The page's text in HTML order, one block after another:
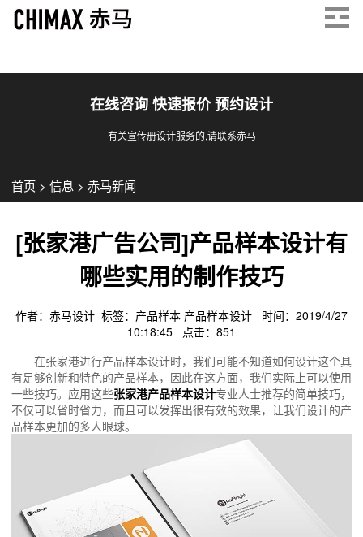
在线咨询 快速报价 预约设计
有关宣传册设计服务的,请联系赤马
首页 > 信息 > 赤马新闻
[张家港广告公司]产品样本设计有
哪些实用的制作技巧
作者：赤马设计 标签： 产品样本 产品样本设计
时间：2019/4/27
10:18:45 点击： 851
在张家港进行产品样本设计时，我们可能不知道如何设计这个具
有足够创新和特色的产品样本，因此在这方面，我们实际上可以使用
一些技巧。应用这些张家港产品样本设计专业人士推荐的简单技巧，
不仅可以省时省力，而且可以发挥出很有效的效果，让我们设计的产
品样本更加的多人眼球。